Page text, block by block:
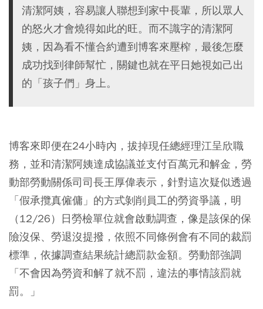
清潔阿姨，容易讓人聯想到家中長輩，所以眾人
的怒火才會燒得如此的旺。而不識字的清潔阿
姨，因為看不懂合約遭到博客來壓榨，最後怎麼
成功找到律師幫忙，關鍵也就在平日她視如己出
的「孩子們」身上。
博客來即便在24小時內，拔掉現任總經理江呈欣職
務，並和清潔阿姨達成協議並支付百萬元和解金，勞
動部勞動關係司司長王厚偉表示，針對這次疑似透過
「假承攬真僱傭」的方式剝削員工的勞資爭議，明
（12/26）日勞檢單位就會啟動調查，像是該保的保
險沒保、勞退沒提撥，依照不同條例會有不同的裁罰
標準，依據調查結果統計總罰款金額。勞動部強調
「不會因為勞資和解了就不罰，違法的事情該罰就
罰。」